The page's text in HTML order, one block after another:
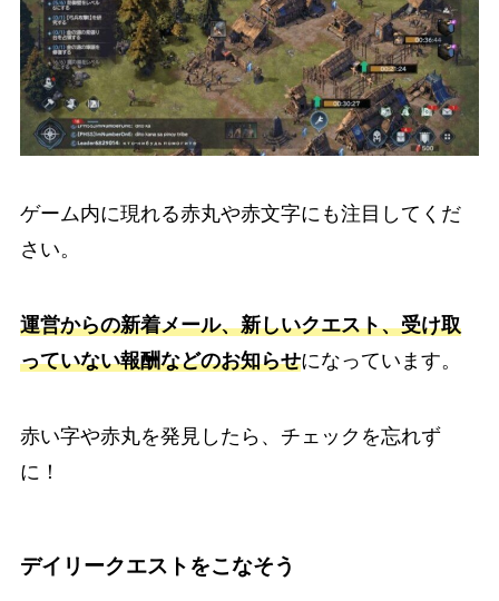
ゲーム内に現れる赤丸や赤文字にも注目してくだ
さい。
運営からの新着メール、新しいクエスト、受け取
っていない報酬などのお知らせになっています。
赤い字や赤丸を発見したら、チェックを忘れず
に！
デイリークエストをこなそう